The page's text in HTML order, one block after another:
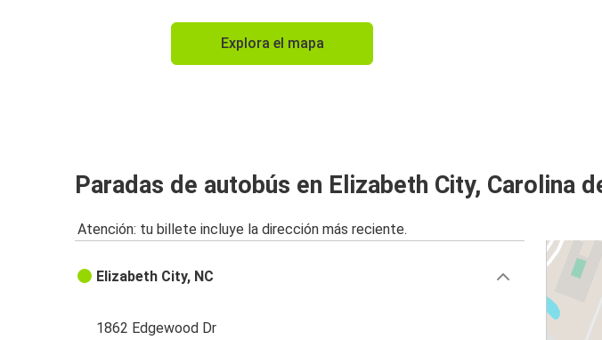
Explora el mapa
Paradas de autobús en Elizabeth City, Carolina
Atención: tu billete incluye la dirección más reciente.
Elizabeth City, NC
1862 Edgewood Dr